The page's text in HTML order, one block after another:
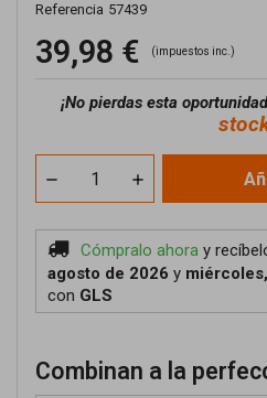
Referencia 57439
39,98 € (impuestos inc.)
¡No pierdas esta
Cómpralo ahora y
agosto de 2026 y
con GLS
Combinan a la